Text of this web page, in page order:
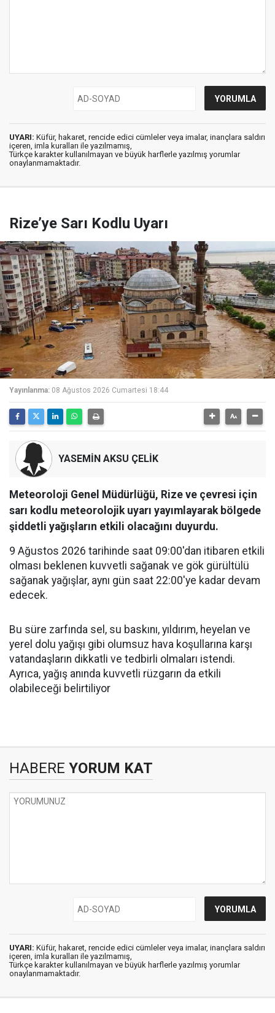
UYARI: Küfür, hakaret, rencide edici cümleler veya imalar, inançlara saldırı
içeren, imla kuralları ile yazılmamış,
Türkçe karakter kullanılmayan ve büyük harflerle yazılmış yorumlar
onaylanmamaktadır.
Rize’ye Sarı Kodlu Uyarı
Yayınlanma: 08 Ağustos 2026 Cumartesi 18:44
YASEMİN AKSU ÇELİK
Meteoroloji Genel Müdürlüğü, Rize ve çevresi için
sarı kodlu meteorolojik uyarı yayımlayarak bölgede
şiddetli yağışların etkili olacağını duyurdu.
9 Ağustos 2026 tarihinde saat 09:00'dan itibaren etkili
olması beklenen kuvvetli sağanak ve gök gürültülü
sağanak yağışlar, aynı gün saat 22:00'ye kadar devam
edecek.
Bu süre zarfında sel, su baskını, yıldırım, heyelan ve
yerel dolu yağışı gibi olumsuz hava koşullarına karşı
vatandaşların dikkatli ve tedbirli olmaları istendi.
Ayrıca, yağış anında kuvvetli rüzgarın da etkili
olabileceği belirtiliyor
HABERE YORUM KAT
UYARI: Küfür, hakaret, rencide edici cümleler veya imalar, inançlara saldırı
içeren, imla kuralları ile yazılmamış,
Türkçe karakter kullanılmayan ve büyük harflerle yazılmış yorumlar
onaylanmamaktadır.